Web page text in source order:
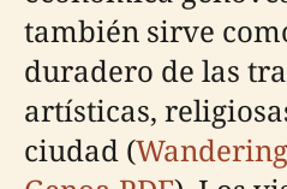
también sirve
duradero de las
artísticas,
ciudad (